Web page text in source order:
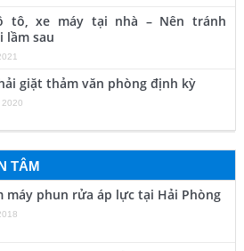
tô, xe máy tại nhà – Nên tránh
lầm sau
giặt thảm văn phòng định kỳ
TÂM
máy phun rửa áp lực tại Hải Phòng